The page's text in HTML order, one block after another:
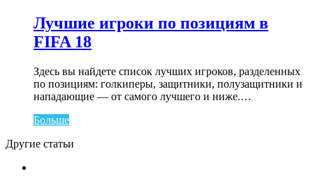
Лучшие игроки по позициям в
FIFA 18
Здесь вы найдете список лучших игроков, разделенных
по позициям: голкиперы, защитники, полузащитники и
нападающие — от самого лучшего и ниже.…
Больше
Другие статьи